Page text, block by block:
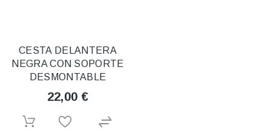
CESTA DELANTERA
NEGRA CON SOPORTE
DESMONTABLE
22,00 €